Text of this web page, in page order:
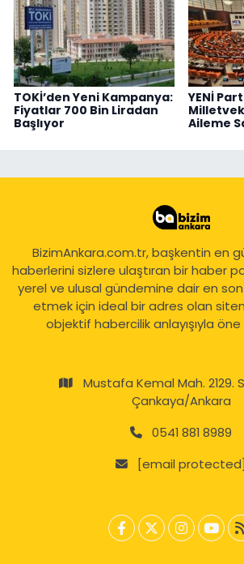
TOKİ’den Yeni Kampanya:
Fiyatlar 700 Bin Liradan
Başlıyor
YENİ
Aileme
BizimAnkara.com.tr, başkentin en
haberlerini sizlere ulaştıran bir haber
yerel ve ulusal gündemine dair en
etmek için ideal bir adres olan
objektif habercilik anlayışıyla öne
Mustafa Kemal Mah. 2129.
Çankaya/Ankara
0541 881 8989
[email protected]